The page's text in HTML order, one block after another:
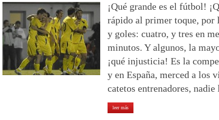
¡Qué grande es el fútbol!
rápido al primer toque, por
y goles: cuatro, y tres en
minutos. Y algunos, la
¡qué injusticia! Es la
y en España, merced a los
catetos entrenadores, nadie
leer más